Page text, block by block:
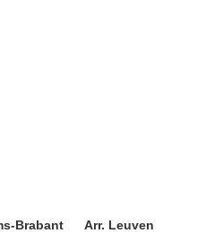
Brabant Arr. Leuven